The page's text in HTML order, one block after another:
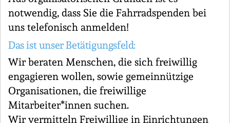
notwendig, dass Sie die Fahrradspenden bei
uns telefonisch anmelden!
Das ist unser Betätigungsfeld:
Wir beraten Menschen, die sich freiwillig
engagieren wollen, sowie gemeinnützige
Organisationen, die freiwillige
Mitarbeiter*innen suchen.
Wir vermitteln Freiwillige in Einrichtungen